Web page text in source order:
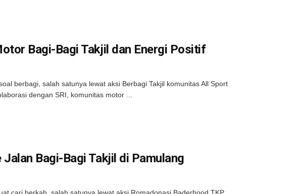
Bagi-Bagi Takjil dan Energi Positif
berbagi, salah satunya lewat aksi Berbagi Takjil komunitas All Sport
dengan SRI, komunitas motor ...
Bagi-Bagi Takjil di Pamulang
cari berkah, salah satunya lewat aksi Romadonasi Baderhood TKP